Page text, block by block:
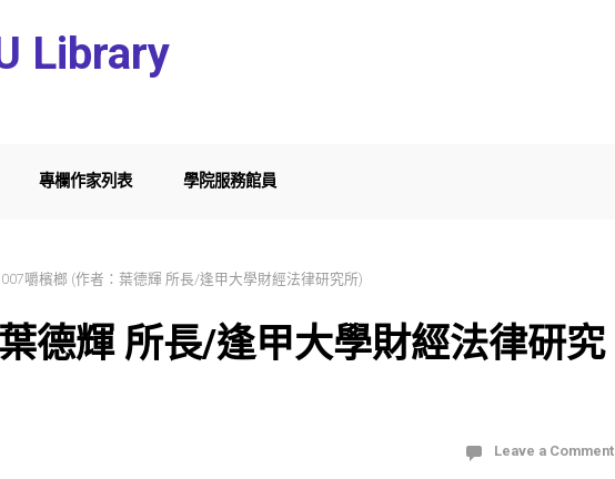
Library
專欄作家列表 學院服務館員
007嚼檳榔 (作者：葉德輝 所長/逢甲大學財經法律研究所)
德輝 所長/逢甲大學財經法律研究
Leave a Comment